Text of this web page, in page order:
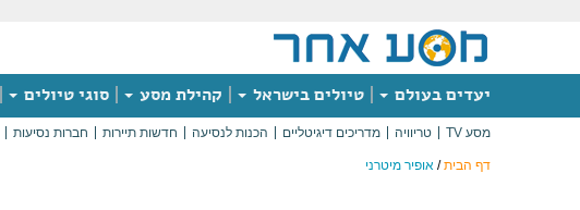
יעדים בעולם טיולים בישראל קהילת מסע סוגי טיולים
מסע TV טריוויה מדריכים דיגיטליים הכנות לנסיעה חדשות תיירות חברות נסיעות
דף הבית/ אופיר מיטרני